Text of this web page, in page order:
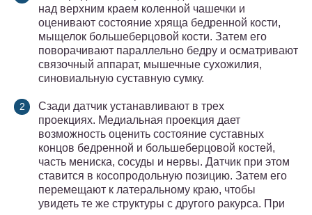
над верхним краем коленной чашечки и
оценивают состояние хряща бедренной кости,
мыщелок большеберцовой кости. Затем его
поворачивают параллельно бедру и осматривают
связочный аппарат, мышечные сухожилия,
синовиальную суставную сумку.
Сзади датчик устанавливают в трех
проекциях. Медиальная проекция дает
возможность оценить состояние суставных
концов бедренной и большеберцовой костей,
часть мениска, сосуды и нервы. Датчик при этом
ставится в косопродольную позицию. Затем его
перемещают к латеральному краю, чтобы
увидеть те же структуры с другого ракурса. При